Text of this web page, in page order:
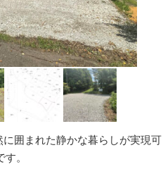
囲まれた静かな暮らしが実現可
。